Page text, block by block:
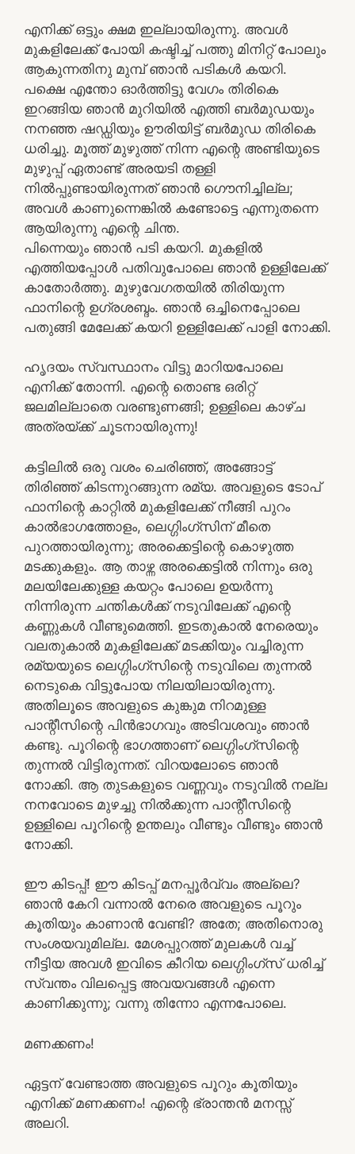
എനിക്ക് ഒട്ടും ക്ഷമ ഇല്ലായിരുന്നു. അവള്‍
മുകളിലേക്ക് പോയി കഷ്ടിച്ച് പത്തു മിനിറ്റ് പോലും
ആകുന്നതിനു മുമ്പ് ഞാന്‍ പടികള്‍ കയറി.
പക്ഷെ എന്തോ ഓര്‍ത്തിട്ടു വേഗം തിരികെ
ഇറങ്ങിയ ഞാന്‍ മുറിയില്‍ എത്തി ബര്‍മുഡയും
നനഞ്ഞ ഷഡ്ഡിയും ഊരിയിട്ട് ബര്‍മുഡ തിരികെ
ധരിച്ചു. മൂത്ത് മുഴുത്ത് നിന്ന എന്റെ അണ്ടിയുടെ
മുഴുപ്പ് ഏതാണ്ട് അരയടി തള്ളി
നില്‍പ്പുണ്ടായിരുന്നത് ഞാന്‍ ഗൌനിച്ചില്ല;
അവള്‍ കാണുന്നെങ്കില്‍ കണ്ടോട്ടെ എന്നുതന്നെ
ആയിരുന്നു എന്റെ ചിന്ത.
പിന്നെയും ഞാന്‍ പടി കയറി. മുകളില്‍
എത്തിയപ്പോള്‍ പതിവുപോലെ ഞാന്‍ ഉള്ളിലേക്ക്
കാതോര്‍ത്തു. മുഴുവേഗതയില്‍ തിരിയുന്ന
ഫാനിന്റെ ഉഗ്രശബ്ദം. ഞാന്‍ ഒച്ചിനെപ്പോലെ
പതുങ്ങി മേലേക്ക് കയറി ഉള്ളിലേക്ക് പാളി നോക്കി.
ഹൃദയം സ്വസ്ഥാനം വിട്ടു മാറിയപോലെ
എനിക്ക് തോന്നി. എന്റെ തൊണ്ട ഒരിറ്റ്
ജലമില്ലാതെ വരണ്ടുണങ്ങി; ഉള്ളിലെ കാഴ്ച
അത്രയ്ക്ക് ചൂടനായിരുന്നു!
കട്ടിലില്‍ ഒരു വശം ചെരിഞ്ഞ്, അങ്ങോട്ട്‌
തിരിഞ്ഞ് കിടന്നുറങ്ങുന്ന രമ്യ. അവളുടെ ടോപ്‌
ഫാനിന്റെ കാറ്റില്‍ മുകളിലേക്ക് നീങ്ങി പുറം
കാല്‍ഭാഗത്തോളം, ലെഗ്ഗിംഗ്സിന് മീതെ
പുറത്തായിരുന്നു; അരക്കെട്ടിന്റെ കൊഴുത്ത
മടക്കുകളും. ആ താഴ്ന്ന അരക്കെട്ടില്‍ നിന്നും ഒരു
മലയിലേക്കുള്ള കയറ്റം പോലെ ഉയര്‍ന്നു
നിന്നിരുന്ന ചന്തികള്‍ക്ക് നടുവിലേക്ക് എന്റെ
കണ്ണുകള്‍ വീണ്ടുമെത്തി. ഇടതുകാല്‍ നേരെയും
വലതുകാല്‍ മുകളിലേക്ക് മടക്കിയും വച്ചിരുന്ന
രമ്യയുടെ ലെഗ്ഗിംഗ്സിന്റെ നടുവിലെ തുന്നല്‍
നെടുകെ വിട്ടുപോയ നിലയിലായിരുന്നു.
അതിലൂടെ അവളുടെ കുങ്കുമ നിറമുള്ള
പാന്റീസിന്റെ പിന്‍ഭാഗവും അടിവശവും ഞാന്‍
കണ്ടു. പൂറിന്റെ ഭാഗത്താണ് ലെഗ്ഗിംഗ്സിന്റെ
തുന്നല്‍ വിട്ടിരുന്നത്. വിറയലോടെ ഞാന്‍
നോക്കി. ആ തുടകളുടെ വണ്ണവും നടുവില്‍ നല്ല
നനവോടെ മുഴച്ചു നില്‍ക്കുന്ന പാന്റീസിന്റെ
ഉള്ളിലെ പൂറിന്റെ ഉന്തലും വീണ്ടും വീണ്ടും ഞാന്‍
നോക്കി.
ഈ കിടപ്പ്! ഈ കിടപ്പ് മനപ്പൂര്‍വ്വം അല്ലെ?
ഞാന്‍ കേറി വന്നാല്‍ നേരെ അവളുടെ പൂറും
കൂതിയും കാണാന്‍ വേണ്ടി? അതേ; അതിനൊരു
സംശയവുമില്ല. മേശപ്പുറത്ത് മുലകള്‍ വച്ച്
നീട്ടിയ അവള്‍ ഇവിടെ കീറിയ ലെഗ്ഗിംഗ്സ് ധരിച്ച്
സ്വന്തം വിലപ്പെട്ട അവയവങ്ങള്‍ എന്നെ
കാണിക്കുന്നു; വന്നു തിന്നോ എന്നപോലെ.
മണക്കണം!
ഏട്ടന് വേണ്ടാത്ത അവളുടെ പൂറും കൂതിയും
എനിക്ക് മണക്കണം! എന്റെ ഭ്രാന്തന്‍ മനസ്സ്
അലറി.